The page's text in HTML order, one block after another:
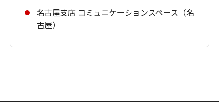
名古屋支店 コミュニケーションスペース（名
古屋）